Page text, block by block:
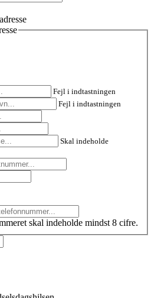
Fejl i indtastningen
Fejl i indtastningen
Skal indeholde
skal indeholde mindst 8 cifre.